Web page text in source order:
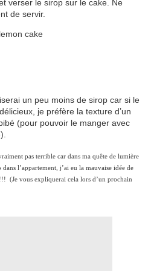
verser le sirop sur le cake. Ne
de servir.
un peu moins de sirop car si le
je préfère la texture d’un
(pour pouvoir le manger avec
pas terrible car dans ma quête de lumière
l’appartement, j’ai eu la mauvaise idée de
(Je vous expliquerai cela lors d’un prochain